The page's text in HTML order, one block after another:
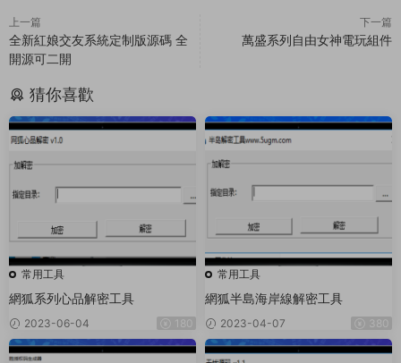
上一篇
全新紅娘交友系統定制版源碼 全
開源可二開
下一篇
萬盛系列自由女神電玩組件
猜你喜歡
常用工具
網狐系列心品解密工具
2023-06-04 180
常用工具
網狐半島海岸線解密工具
2023-04-07 380